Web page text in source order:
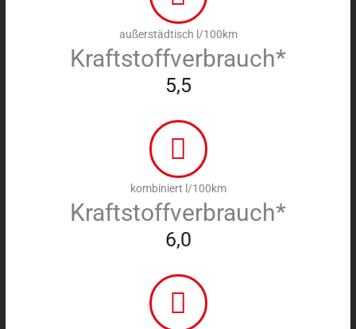
außerstädtisch l/100km
Kraftstoffverbrauch*
5,5
kombiniert l/100km
Kraftstoffverbrauch*
6,0